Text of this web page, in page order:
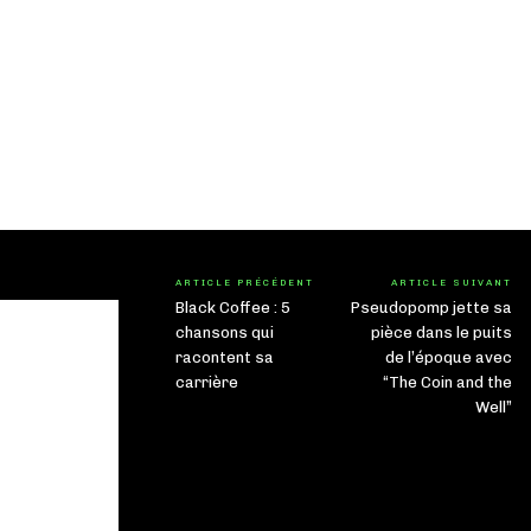
ARTICLE PRÉCÉDENT
Black Coffee : 5
chansons qui
racontent sa
carrière
ARTICLE SUIVANT
Pseudopomp jette sa
pièce dans le puits
de l’époque avec
“The Coin and the
Well”